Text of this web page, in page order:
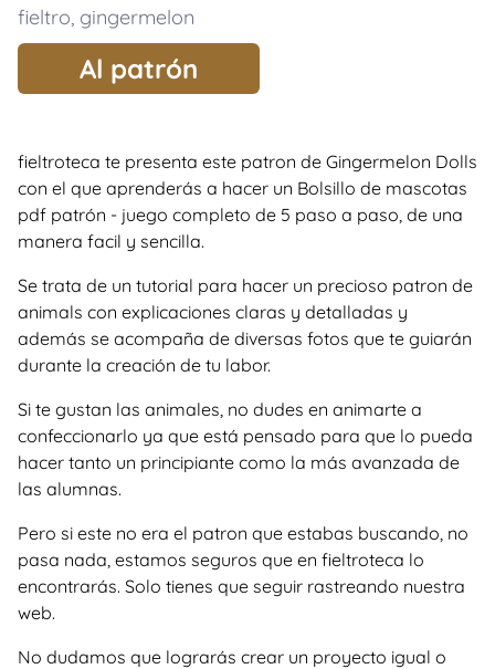
fieltro, gingermelon
Al patrón
fieltroteca te presenta este patron de Gingermelon Dolls
con el que aprenderás a hacer un Bolsillo de mascotas
pdf patrón - juego completo de 5 paso a paso, de una
manera facil y sencilla.
Se trata de un tutorial para hacer un precioso patron de
animals con explicaciones claras y detalladas y
además se acompaña de diversas fotos que te guiarán
durante la creación de tu labor.
Si te gustan las animales, no dudes en animarte a
confeccionarlo ya que está pensado para que lo pueda
hacer tanto un principiante como la más avanzada de
las alumnas.
Pero si este no era el patron que estabas buscando, no
pasa nada, estamos seguros que en fieltroteca lo
encontrarás. Solo tienes que seguir rastreando nuestra
web.
No dudamos que lograrás crear un proyecto igual o